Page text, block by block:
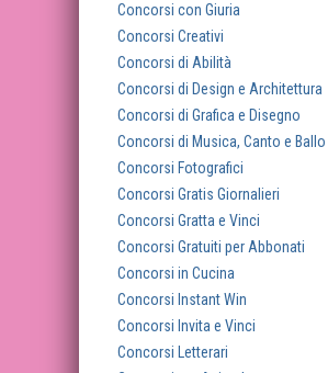
Concorsi con Giuria
Concorsi Creativi
Concorsi di Abilità
Concorsi di Design e Architettura
Concorsi di Grafica e Disegno
Concorsi di Musica, Canto e Ballo
Concorsi Fotografici
Concorsi Gratis Giornalieri
Concorsi Gratta e Vinci
Concorsi Gratuiti per Abbonati
Concorsi in Cucina
Concorsi Instant Win
Concorsi Invita e Vinci
Concorsi Letterari